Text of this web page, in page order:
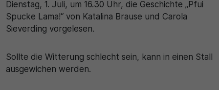
Dienstag, 1. Juli, um 16.30 Uhr, die Geschichte „Pfui
Spucke Lama!“ von Katalina Brause und Carola
Sieverding vorgelesen.
Sollte die Witterung schlecht sein, kann in einen Stall
ausgewichen werden.
30 Minuten
Wird für statistische Zwecke verwendet, um
vorübergehende Daten des Besuchs zu speichern.